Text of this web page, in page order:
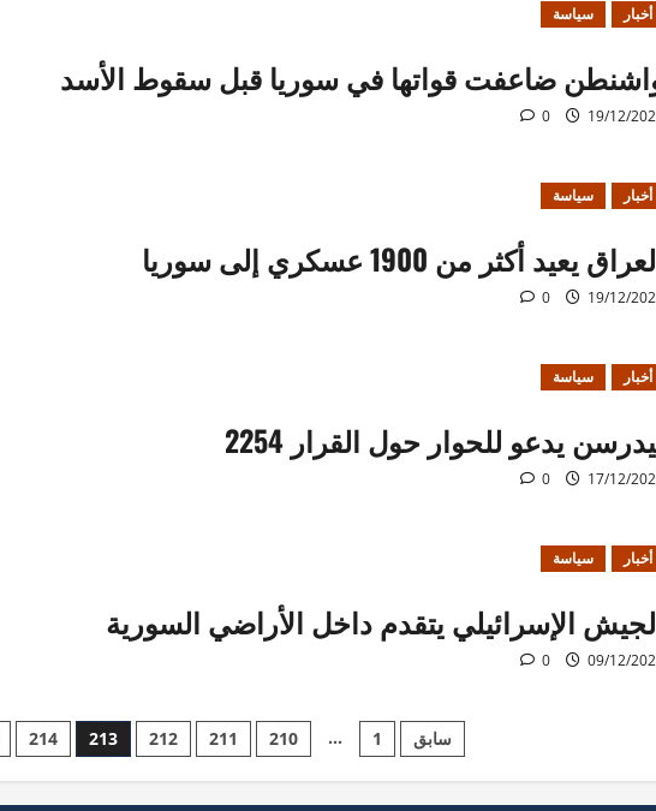
أخبار سياسة
ضاعفت قواتها في سوريا قبل سقوط الأسد
19/12/
0
أخبار سياسة
يعيد أكثر من 1900 عسكري إلى سوريا
19/12/
0
أخبار سياسة
يدعو للحوار حول القرار 2254
17/12/
0
أخبار سياسة
الإسرائيلي يتقدم داخل الأراضي السورية
09/12/
0
Posts
pagination
سابق 1
…
210
211
212
213
214